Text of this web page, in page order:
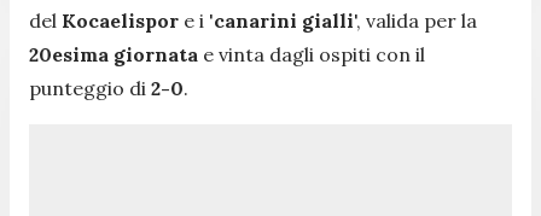
del Kocaelispor e i 'canarini gialli', valida per la
20esima giornata e vinta dagli ospiti con il
punteggio di 2-0.